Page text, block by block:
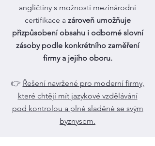
angličtiny s možností mezinárodní
certifikace a zároveň umožňuje
přizpůsobení obsahu i odborné slovní
zásoby podle konkrétního zaměření
firmy a jejího oboru.
👉 Řešení navržené pro moderní firmy,
které chtějí mít jazykové vzdělávání
pod kontrolou a plně sladěné se svým
byznysem.